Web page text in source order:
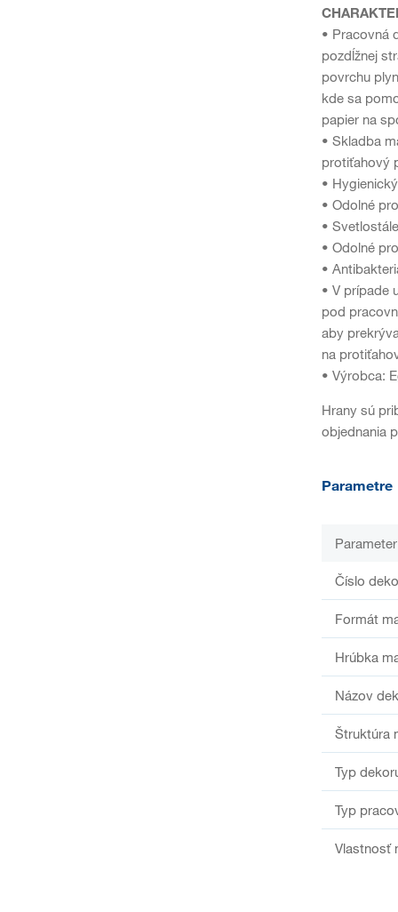
• Pracovná
pozdĺžnej
povrchu
kde sa
papier na
• Skladba
protiťahový
•
• Odolné
• Svetlostále
• Odolné
•
• V prípade
pod
aby
na
• Výrobca:
Hrany sú
objednania
Parametre
Parameter
Číslo
Formát
Hrúbka
Názov
Štruktúra
Typ
Typ
Vlastnosť